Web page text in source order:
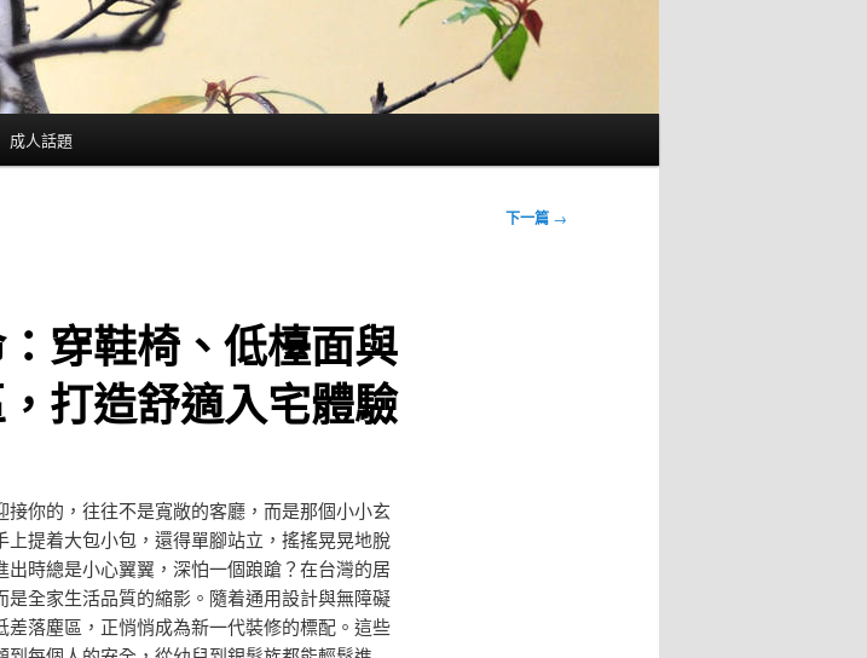
成人話題
下一篇 →
穿鞋椅、低檯面與
打造舒適入宅體驗
你的，往往不是寬敞的客廳，而是那個小小玄
提着大包小包，還得單腳站立，搖搖晃晃地脫
時總是小心翼翼，深怕一個踉蹌？在台灣的居
全家生活品質的縮影。隨着通用設計與無障礙
落塵區，正悄悄成為新一代裝修的標配。這些